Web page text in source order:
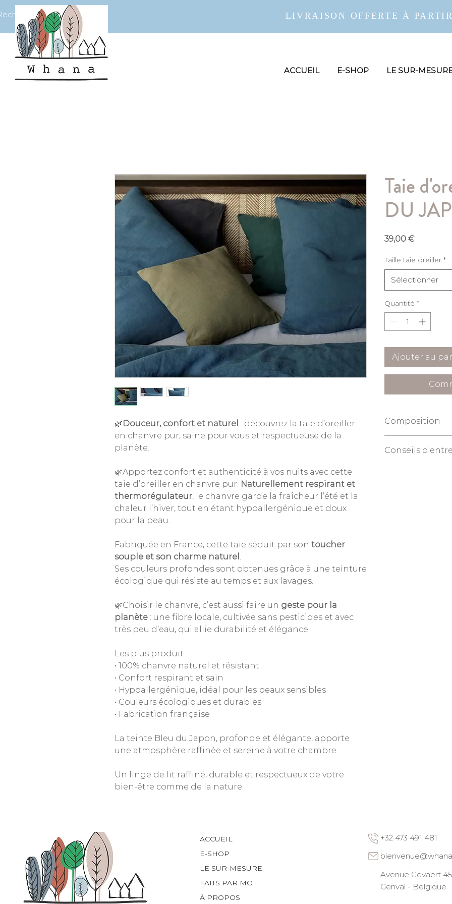
LIVRAISON OFFERTE À
ACCUEIL E-SHOP LE SUR-
🌿 Douceur, confort et naturel : découvrez la taie d’oreiller
en chanvre pur, saine pour vous et respectueuse de la
planète.
🌿Apportez confort et authenticité à vos nuits avec cette
taie d’oreiller en chanvre pur. Naturellement respirant et
thermorégulateur, le chanvre garde la fraîcheur l’été et la
chaleur l’hiver, tout en étant hypoallergénique et doux
pour la peau.
Fabriquée en France, cette taie séduit par son toucher
souple et son charme naturel .
Ses couleurs profondes sont obtenues grâce à une teinture
écologique qui résiste au temps et aux lavages.
🌿Choisir le chanvre, c’est aussi faire un geste pour la
planète : une fibre locale, cultivée sans pesticides et avec
très peu d’eau, qui allie durabilité et élégance.
Les plus produit :
• 100% chanvre naturel et résistant
• Confort respirant et sain
• Hypoallergénique, idéal pour les peaux sensibles
• Couleurs écologiques et durables
• Fabrication française
La teinte Bleu du Japon, profonde et élégante, apporte
une atmosphère raffinée et sereine à votre chambre.
Un linge de lit raffiné, durable et respectueux de votre
bien-être comme de la nature.
Taie
DU
39,00 €Prix
Taille taie oreiller *
Sélectionner
Quantité *
Ajouter au
Composition
haute qualité.
Conseils
ACCUEIL
E-SHOP
LE SUR-MESURE
FAITS PAR MOI
À PROPOS
+32 473 491 481
Avenue Gevaert 45
Genval - Belgique